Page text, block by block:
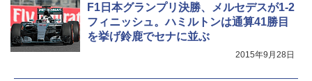
F1日本グランプリ決勝、メルセデスが1-2
フィニッシュ。ハミルトンは通算41勝目
を挙げ鈴鹿でセナに並ぶ
2015年9月28日